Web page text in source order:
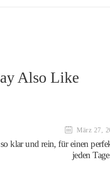
Also Like
März 27,
klar und rein, für einen
jeden